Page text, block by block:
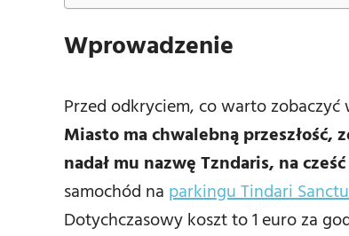
Wprowadzenie
Przed odkryciem, co warto zobaczyć
Miasto ma chwalebną przeszłość,
nadał mu nazwę Tzndaris, na
samochód na parkingu Tindari
Dotychczasowy koszt to 1 euro za